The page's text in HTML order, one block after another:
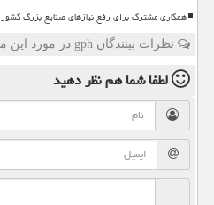
همکاری مشترک برای رفع نیازهای صنایع بزرگ کشور
نظرات بینندگان gph در مورد این مطلب
لطفا شما همنظر دهید